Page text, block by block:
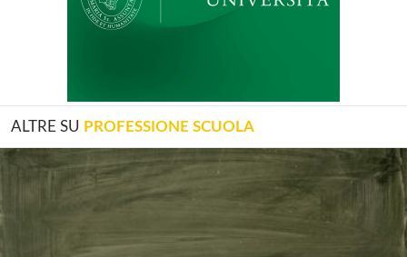
ALTRE SU PROFESSIONE SCUOLA